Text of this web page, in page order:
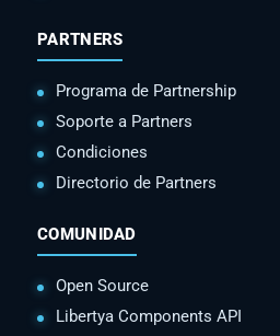
PARTNERS
Programa de Partnership
Soporte a Partners
Condiciones
Directorio de Partners
COMUNIDAD
Open Source
Libertya Components API